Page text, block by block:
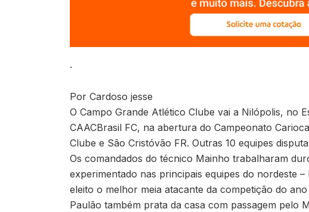
.
Por Cardoso jesse
O Campo Grande Atlético Clube vai a Nilópolis, no
CAACBrasil FC, na abertura do Campeonato
Clube e São Cristóvão FR. Outras 10 equipes
Os comandados do técnico Mainho trabalharam
experimentado nas principais equipes do nordeste
eleito o melhor meia atacante da competição do
Paulão também prata da casa com passagem pelo